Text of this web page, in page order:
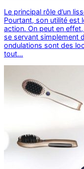
Le principal rôle d’un
Pourtant, son utilité est
action. On peut en
se servant simplement
ondulations sont des
tout…